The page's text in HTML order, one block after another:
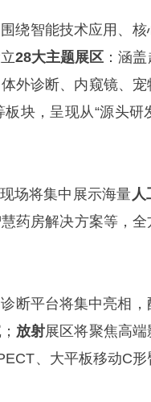
绕智能技术应用、
28大主题展区 ：涵
外诊断、内窥镜、
块，呈现从“源头研
场将集中展示海量人
药房解决方案等，全
断平台将集中亮相
放射展区将聚焦高
、大平板移动C